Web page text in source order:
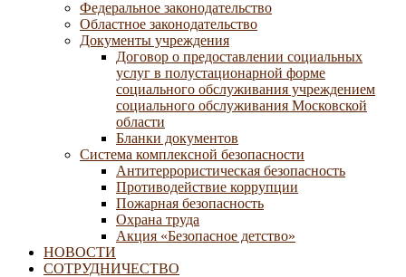
Федеральное законодательство
Областное законодательство
Документы учреждения
Договор о предоставлении социальных
услуг в полустационарной форме
социального обслуживания учреждением
социального обслуживания Московской
области
Бланки документов
Система комплексной безопасности
Антитеррористическая безопасность
Противодействие коррупции
Пожарная безопасность
Охрана труда
Акция «Безопасное детство»
НОВОСТИ
СОТРУДНИЧЕСТВО